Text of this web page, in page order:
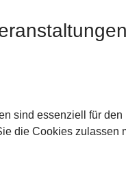
sind essenziell für
die Cookies